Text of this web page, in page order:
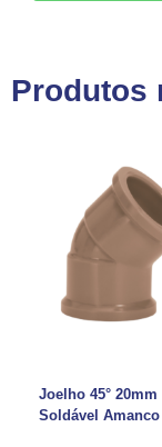
Produtos
Joelho 45° 20mm
Soldável Amanco